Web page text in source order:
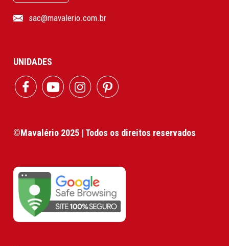
sac@mavalerio.com.br
UNIDADES
©Mavalério 2025 | Todos os direitos reservados